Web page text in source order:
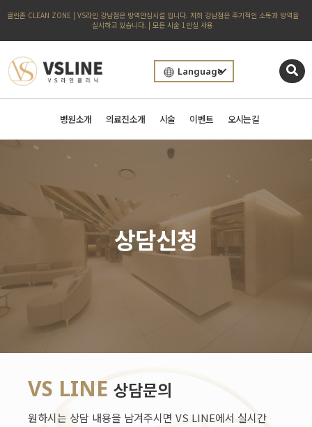
클린존 CLEAN ZONE | VS라인 강남점은 방역안심시설 입니다. 저희 강남점은 주기적인 소독과 방역을
실시하고 있습니다. | 모든 시술 1인실 사용
Language
병원소개 의료진소개 시술 이벤트 오시는길
상담신청
VS LINE 상담문의
원하시는 상담 내용을 남겨주시면 VS LINE에서 실시간